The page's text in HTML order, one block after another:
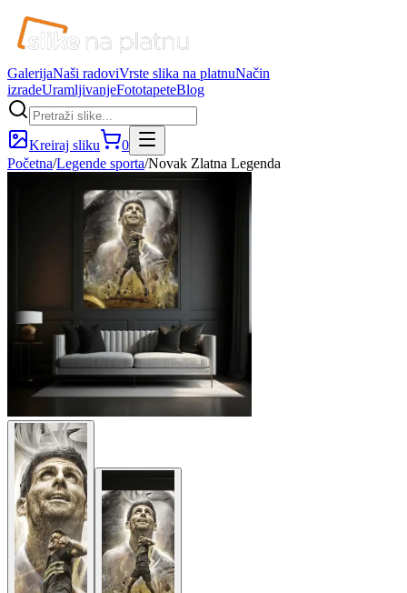
GalerijaNaši radoviVrste slika na platnuNačin
izradeUramljivanjeFototapeteBlog
Kreiraj sliku
0
Početna/Legende sporta/Novak Zlatna Legenda